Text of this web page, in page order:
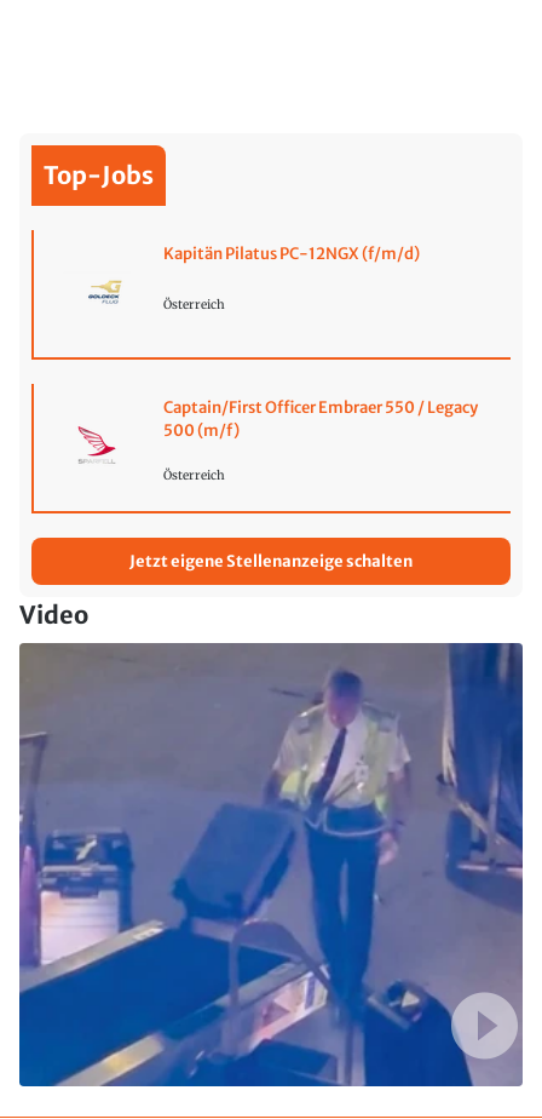
Top-Jobs
Kapitän Pilatus PC-12NGX (f/m/d)
Österreich
Captain/First Officer Embraer 550 / Legacy
500 (m/f)
Österreich
Jetzt eigene Stellenanzeige schalten
Video